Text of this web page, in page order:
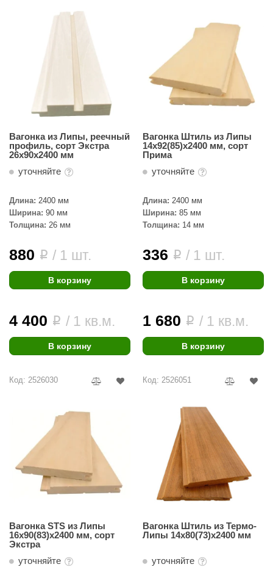
Вагонка из Липы, реечный
профиль, сорт Экстра
26х90х2400 мм
уточняйте
Длина: 2400 мм
Ширина: 90 мм
Толщина: 26 мм
880 i / 1 шт.
В корзину
4 400 i / 1 кв.м.
В корзину
Вагонка Штиль из Липы
14х92(85)х2400 мм, сорт
Прима
уточняйте
Длина: 2400 мм
Ширина: 85 мм
Толщина: 14 мм
336 i / 1 шт.
В корзину
1 680 i / 1 кв.м.
В корзину
Код: 2526030
Вагонка STS из Липы
16х90(83)х2400 мм, сорт
Экстра
уточняйте
Код: 2526051
Вагонка Штиль из Термо-
Липы 14х80(73)х2400 мм
уточняйте